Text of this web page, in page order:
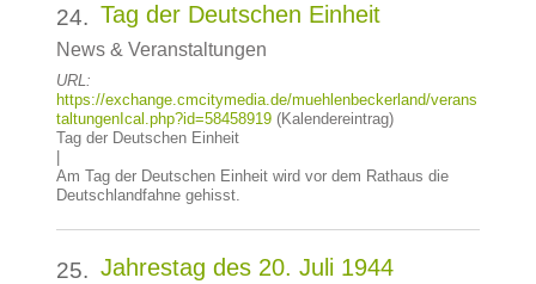
24. Tag der Deutschen Einheit
News & Veranstaltungen
URL:
https://exchange.cmcitymedia.de/muehlenbeckerland/verans
taltungenIcal.php?id=58458919(Kalendereintrag)
Tag der Deutschen Einheit
Am Tag der Deutschen Einheit wird vor dem Rathaus die
Deutschlandfahne gehisst.
25. Jahrestag des 20. Juli 1944